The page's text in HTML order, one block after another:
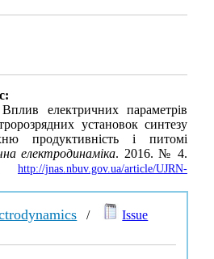
електричних параметрів
установок синтезу
продуктивність і питомі
електродинаміка. 2016. № 4.
http://jnas.nbuv.gov.ua/article/UJRN-
/
Issue